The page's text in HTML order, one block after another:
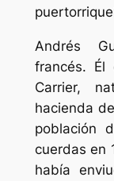
Andrés
francés. Él
Carrier,
hacienda
población
cuerdas en
había